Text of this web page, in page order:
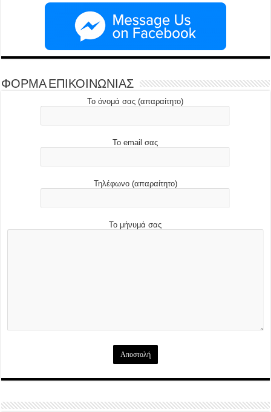
ΦΟΡΜΑ ΕΠΙΚΟΙΝΩΝΙΑΣ
Το όνομά σας (απαραίτητο)
Το email σας
Τηλέφωνο (απαραίτητο)
Το μήνυμά σας